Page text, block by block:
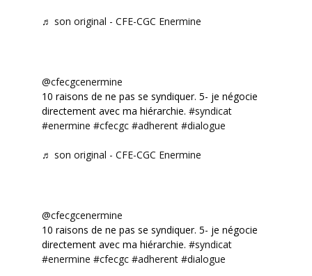
♬ son original - CFE-CGC Enermine
@cfecgcenermine
10 raisons de ne pas se syndiquer. 5- je négocie
directement avec ma hiérarchie. #syndicat
#enermine #cfecgc #adherent #dialogue
♬ son original - CFE-CGC Enermine
@cfecgcenermine
10 raisons de ne pas se syndiquer. 5- je négocie
directement avec ma hiérarchie. #syndicat
#enermine #cfecgc #adherent #dialogue